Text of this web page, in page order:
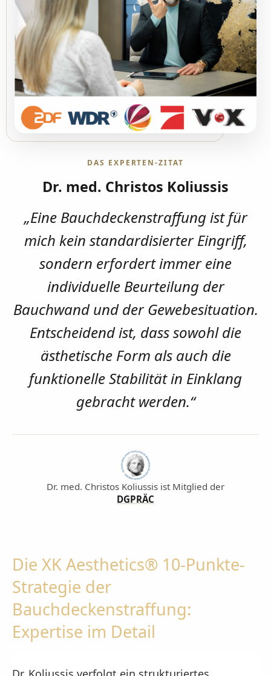
DAS EXPERTEN-ZITAT
Dr. med. Christos Koliussis
„Eine Bauchdeckenstraffung ist für
mich kein standardisierter Eingriff,
sondern erfordert immer eine
individuelle Beurteilung der
Bauchwand und der Gewebesituation.
Entscheidend ist, dass sowohl die
ästhetische Form als auch die
funktionelle Stabilität in Einklang
gebracht werden.“
Dr. med. Christos Koliussis ist Mitglied der
DGPRÄC
Die XK Aesthetics® 10-Punkte-
Strategie der
Bauchdeckenstraffung:
Expertise im Detail